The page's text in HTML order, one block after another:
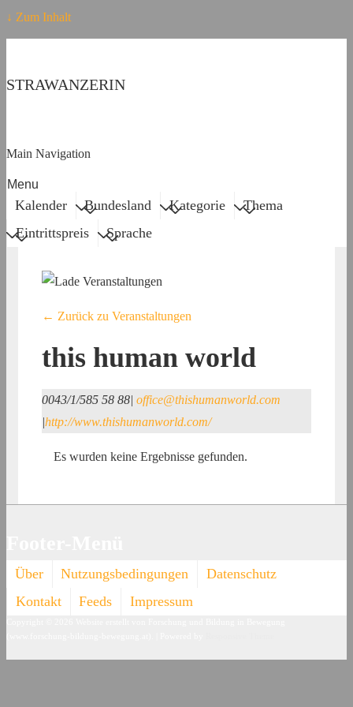
↓ Zum Inhalt
STRAWANZERIN
Main Navigation
Menu
Kalender Bundesland Kategorie
Thema
Eintrittspreis
Sprache
← Zurück zu Veranstaltungen
this human world
0043/1/585 58 88| office@thishumanworld.com
|http://www.thishumanworld.com/
Es wurden keine Ergebnisse gefunden.
Über Nutzungsbedingungen
Datenschutz
Kontakt
Feeds Impressum